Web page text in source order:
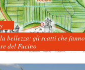
bellezza: gli scatti che fanno
del Fucino